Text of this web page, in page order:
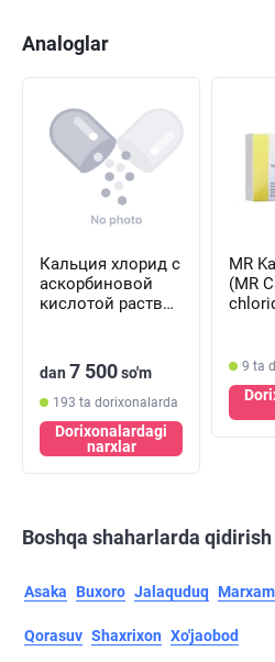
Analoglar
Кальция хлорид с
аскорбиновой
кислотой раствор
(флаконы)
dan 7 500so'm
193 ta dorixonalarda
Dorixonalardagi
narxlar
MR
(MR
№10
9 ta
Boshqa shaharlarda qidirish
Asaka Buxoro Jalaquduq
Qorasuv Shaxrixon Xo'jaobod